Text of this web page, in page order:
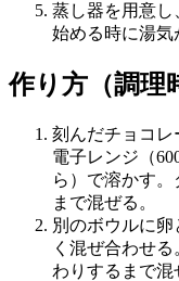
蒸し器を用意し
始める時に湯気
作り方（調理
刻んだチョコレ
電子レンジ（
ら）で溶かす
まで混ぜる。
別のボウルに
く混ぜ合わせ
わりするまで混